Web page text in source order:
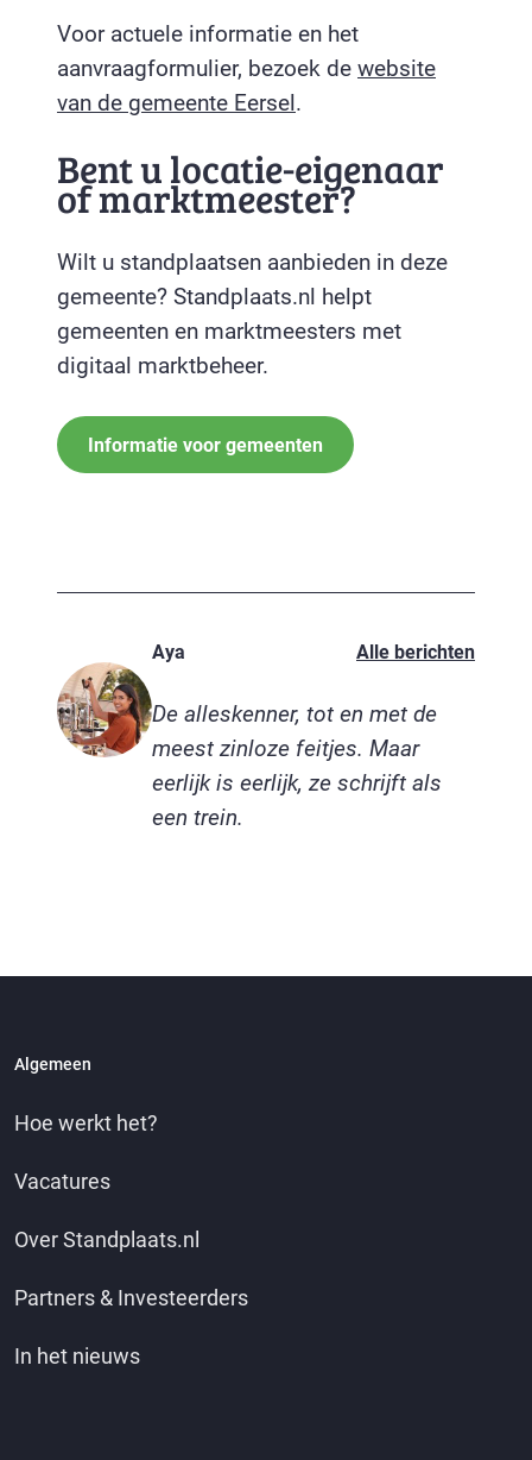
Voor actuele informatie en het
aanvraagformulier, bezoek de website
van de gemeente Eersel.
Bent u locatie-eigenaar
of marktmeester?
Wilt u standplaatsen aanbieden in deze
gemeente? Standplaats.nl helpt
gemeenten en marktmeesters met
digitaal marktbeheer.
Informatie voor gemeenten
Aya Alle berichten
De alleskenner, tot en met de
meest zinloze feitjes. Maar
eerlijk is eerlijk, ze schrijft als
een trein.
Algemeen
Hoe werkt het?
Vacatures
Over Standplaats.nl
Partners & Investeerders
In het nieuws